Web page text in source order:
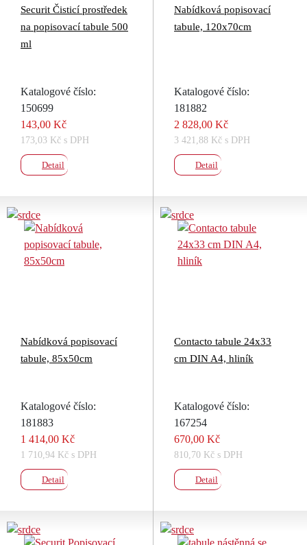
Securit Čisticí prostředek
na popisovací tabule 500
ml
Katalogové číslo:
150699
143,00 Kč
173,03 Kč s DPH
Detail
Nabídková popisovací
tabule, 120x70cm
Katalogové číslo:
181882
2 828,00 Kč
3 421,88 Kč s DPH
Detail
Nabídková popisovací
tabule, 85x50cm
Katalogové číslo:
181883
1 414,00 Kč
1 710,94 Kč s DPH
Detail
Contacto tabule 24x33
cm DIN A4, hliník
Katalogové číslo:
167254
670,00 Kč
810,70 Kč s DPH
Detail